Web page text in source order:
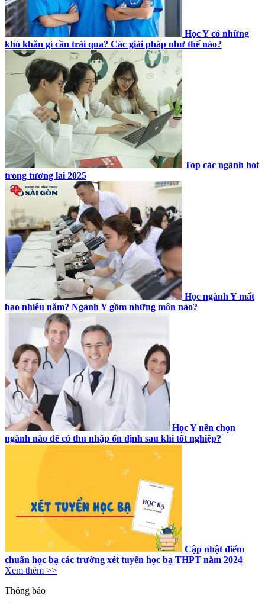
Học Y có những
khó khăn gì cần trải qua? Các giải pháp như thế nào?
Top các ngành hot
trong tương lai 2025
Học ngành Y mất
bao nhiêu năm? Ngành Y gồm những môn nào?
Học Y nên chọn
ngành nào để có thu nhập ổn định sau khi tốt nghiệp?
Cập nhật điểm
chuẩn học bạ các trường xét tuyển học bạ THPT năm 2024
Xem thêm >>
Thông báo